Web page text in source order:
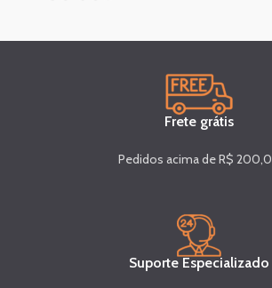
Frete grátis
Pedidos acima de R$
Suporte Especializado